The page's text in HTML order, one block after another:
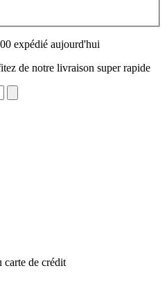
expédié aujourd'hui
de notre livraison super rapide
carte de crédit